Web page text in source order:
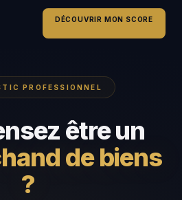
DÉCOUVRIR MON SCORE
PROFESSIONNEL
être un
de biens
?